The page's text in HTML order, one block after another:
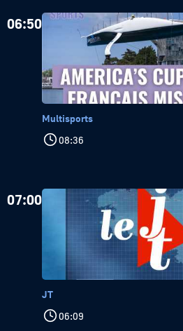
06:50
Multisports
08:36
07:00
JT
06:09